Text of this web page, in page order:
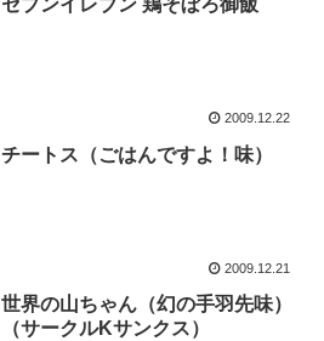
セブンイレブン 鶏そぼろ御飯
2009.12.22
チートス（ごはんですよ！味）
2009.12.21
世界の山ちゃん（幻の手羽先味）
（サークルKサンクス）